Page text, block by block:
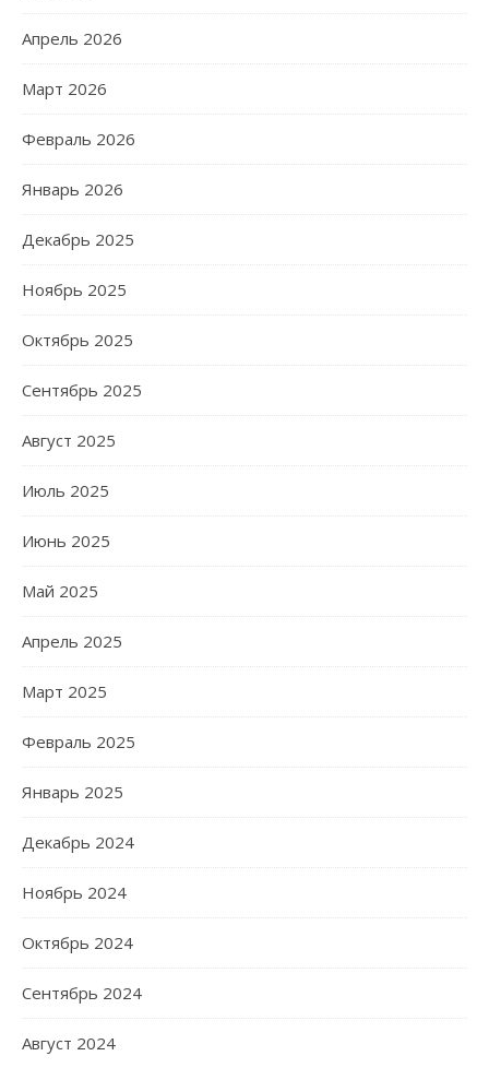
Апрель 2026
Март 2026
Февраль 2026
Январь 2026
Декабрь 2025
Ноябрь 2025
Октябрь 2025
Сентябрь 2025
Август 2025
Июль 2025
Июнь 2025
Май 2025
Апрель 2025
Март 2025
Февраль 2025
Январь 2025
Декабрь 2024
Ноябрь 2024
Октябрь 2024
Сентябрь 2024
Август 2024